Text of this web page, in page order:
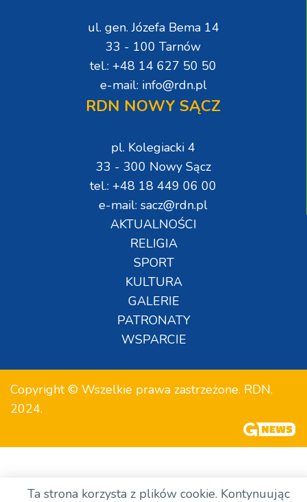
ul. gen. Józefa Bema 14
33 - 100 Tarnów
tel.: +48 14 627 50 50
e-mail: info@rdn.pl
RDN NOWY SĄCZ
pl. Kolegiacki 4
33 - 300 Nowy Sącz
tel.: +48 18 449 06 00
e-mail: sacz@rdn.pl
AKTUALNOŚCI
RELIGIA
SPORT
KULTURA
GALERIE
PATRONATY
WSPARCIE
Copyright © Wszelkie prawa zastrzeżone. RDN.
2024.
Ta strona korzysta z plików cookie. Kontynuując